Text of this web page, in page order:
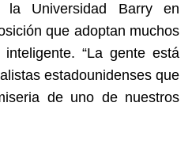
la Universidad Barry en
que adoptan muchos
“La gente está
estadounidenses que
de uno de nuestros